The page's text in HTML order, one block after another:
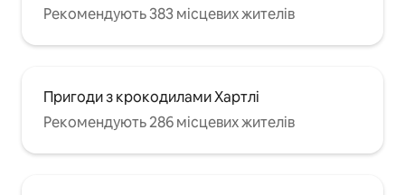
Рекомендують 383 місцевих жителів
Пригоди з крокодилами Хартлі
Рекомендують 286 місцевих жителів